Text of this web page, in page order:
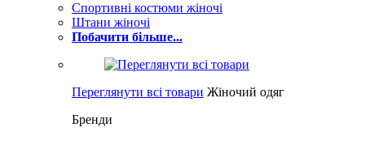
Спортивні костюми жіночі
Штани жіночі
Побачити більше...
Переглянути всі товари Жіночий одяг
Бренди